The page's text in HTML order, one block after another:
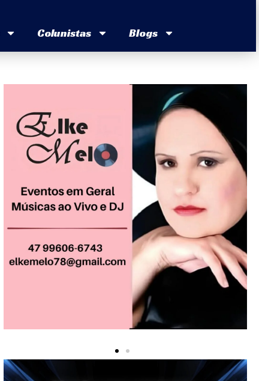
Colunistas Blogs